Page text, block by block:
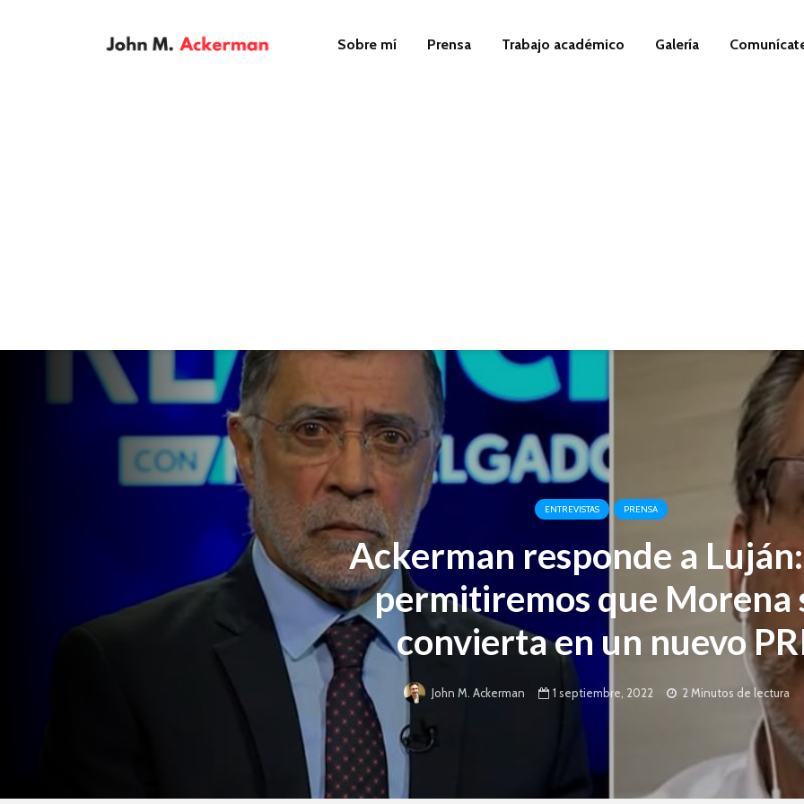
Sobre mí Prensa Trabajo académico Galería
ENTREVISTAS PRENSA
Ackerman responde a
permitiremos que Morena
convierta en un nuevo
John M. Ackerman 1 septiembre, 2022 2 Minutos de lectura